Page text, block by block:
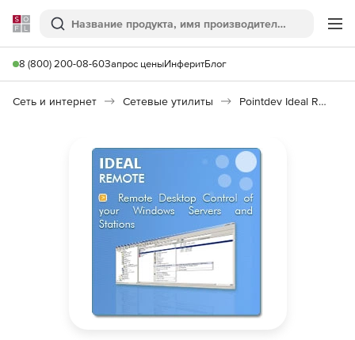
Softline
Поиск
8 (800) 200-08-60Запрос ценыИнферитБлог
Сеть и интернет Сетевые утилиты Pointdev Ideal Remote